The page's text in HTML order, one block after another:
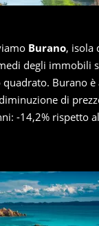
Burano, isola
degli immobili
Burano è
di
-14,2% rispetto